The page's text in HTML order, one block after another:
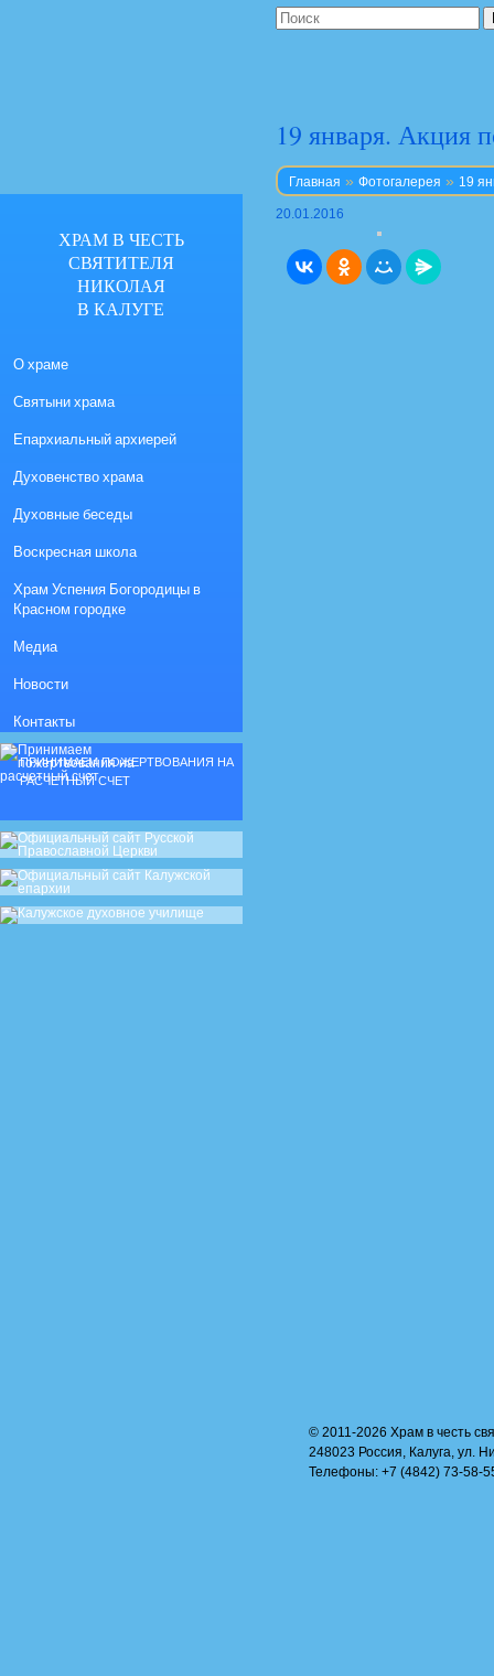
19 января. Акция
Главная » Фотогалерея » 19
20.01.2016
ХРАМ В ЧЕСТЬ
СВЯТИТЕЛЯ
НИКОЛАЯ
В КАЛУГЕ
О храме
Святыни храма
Епархиальный архиерей
Духовенство храма
Духовные беседы
Воскресная школа
Храм Успения Богородицы в
Красном городке
Медиа
Новости
Контакты
ПРИНИМАЕМ ПОЖЕРТВОВАНИЯ НА
РАСЧЕТНЫЙ СЧЕТ
© 2011-2026 Храм в честь
248023 Россия, Калуга, ул.
Телефоны: +7 (4842) 73-58-